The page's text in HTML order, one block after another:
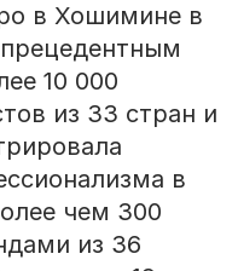
в Хошимине в
10 000
из 33 стран и
в
чем 300
из 36